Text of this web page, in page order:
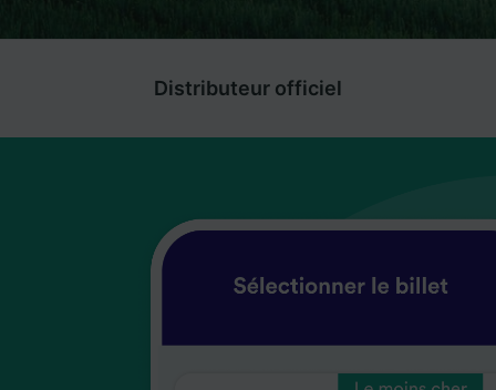
Distributeur officiel